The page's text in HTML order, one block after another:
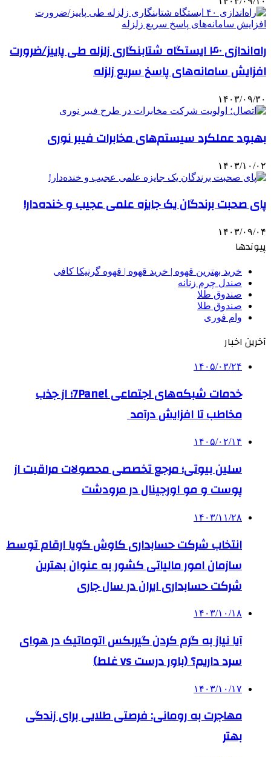
راه‌اندازی ۴۰ ایستگاه شتابنگاری زلزله طی پاییز/ضرورت
افزایش سامانه‌های پاسخ سریع زلزله
۱۴۰۳/۰۹/۳۰
بهبود عملکرد سیستم‌های مخابرات فیبر نوری
۱۴۰۳/۱۰/۰۲
پای صحبت برندگان یک جایزه علمی عجیب و خنده‌دار!
۱۴۰۳/۰۹/۰۴
پیوندها
خرید بهترین قهوه | خرید قهوه | قهوه گرنیکا کافی
صندل چرم زنانه
صندوق طلا
صندوق طلا
وام فوری
آخرین اخبار
۱۴۰۵/۰۳/۲۴
خدمات شبکه‌های اجتماعی 7Panel؛ از جذب
مخاطب تا افزایش درآمد
۱۴۰۵/۰۲/۱۴
سلین بیوتی؛ مرجع تخصصی محصولات مراقبت از
پوست و مو اورجینال در مرودشت
۱۴۰۳/۱۱/۲۸
انتخاب شرکت حسابداری کاوش گویا ارقام توسط
سازمان امور مالیاتی کشور به عنوان بهترین
شرکت حسابداری ایران در سال جاری
۱۴۰۳/۱۰/۱۸
آیا نیاز به گرم کردن گیربکس اتوماتیک در هوای
سرد داریم؟ (باور درست vs غلط)
۱۴۰۳/۱۰/۱۷
مهاجرت به رومانی: فرصتی طلایی برای زندگی
بهتر